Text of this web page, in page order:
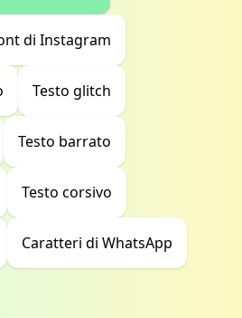
di Instagram
Testo glitch
Testo barrato
Testo corsivo
Caratteri di WhatsApp